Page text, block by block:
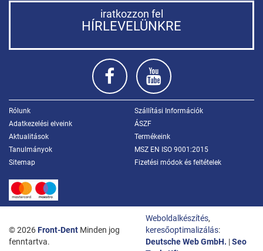
iratkozzon fel
HÍRLEVELÜNKRE
Rólunk
Szállítási Információk
Adatkezelési elveink
ÁSZF
Aktualitások
Termékeink
Tanulmányok
MSZ EN ISO 9001:2015
Sitemap
Fizetési módok és feltételek
© 2026Front-Dent Minden jog
fenntartva.
Weboldalkészítés,
keresőoptimalizálás:
Deutsche Web GmbH. |Seo